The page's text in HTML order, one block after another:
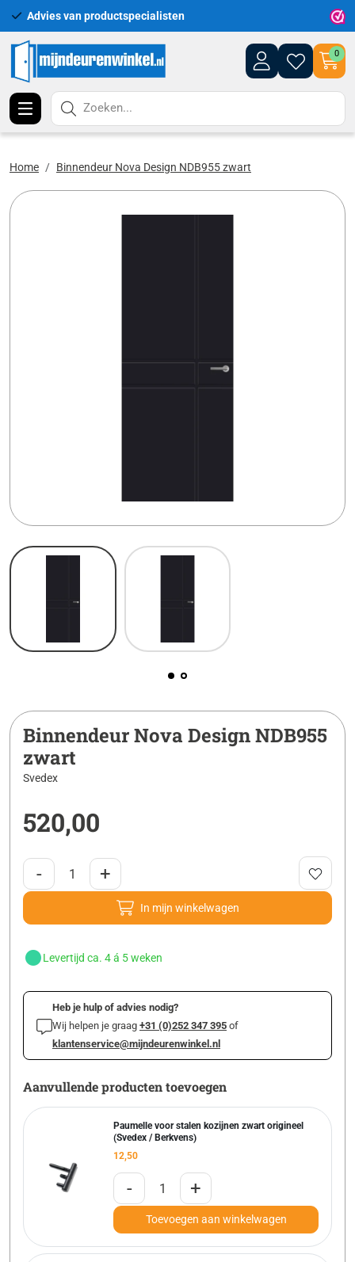
Advies van productspecialisten
0
Zoeken...
Home Binnendeur Nova Design NDB955 zwart
Binnendeur Nova Design NDB955
zwart
Svedex
520,00
- +
In mijn winkelwagen
Levertijd ca. 4 á 5 weken
Heb je hulp of advies nodig?
Wij helpen je graag +31 (0)252 347 395 of
klantenservice@mijndeurenwinkel.nl
Aanvullende producten toevoegen
Paumelle voor stalen kozijnen zwart origineel
(Svedex / Berkvens)
12,50
- +
Toevoegen aan winkelwagen